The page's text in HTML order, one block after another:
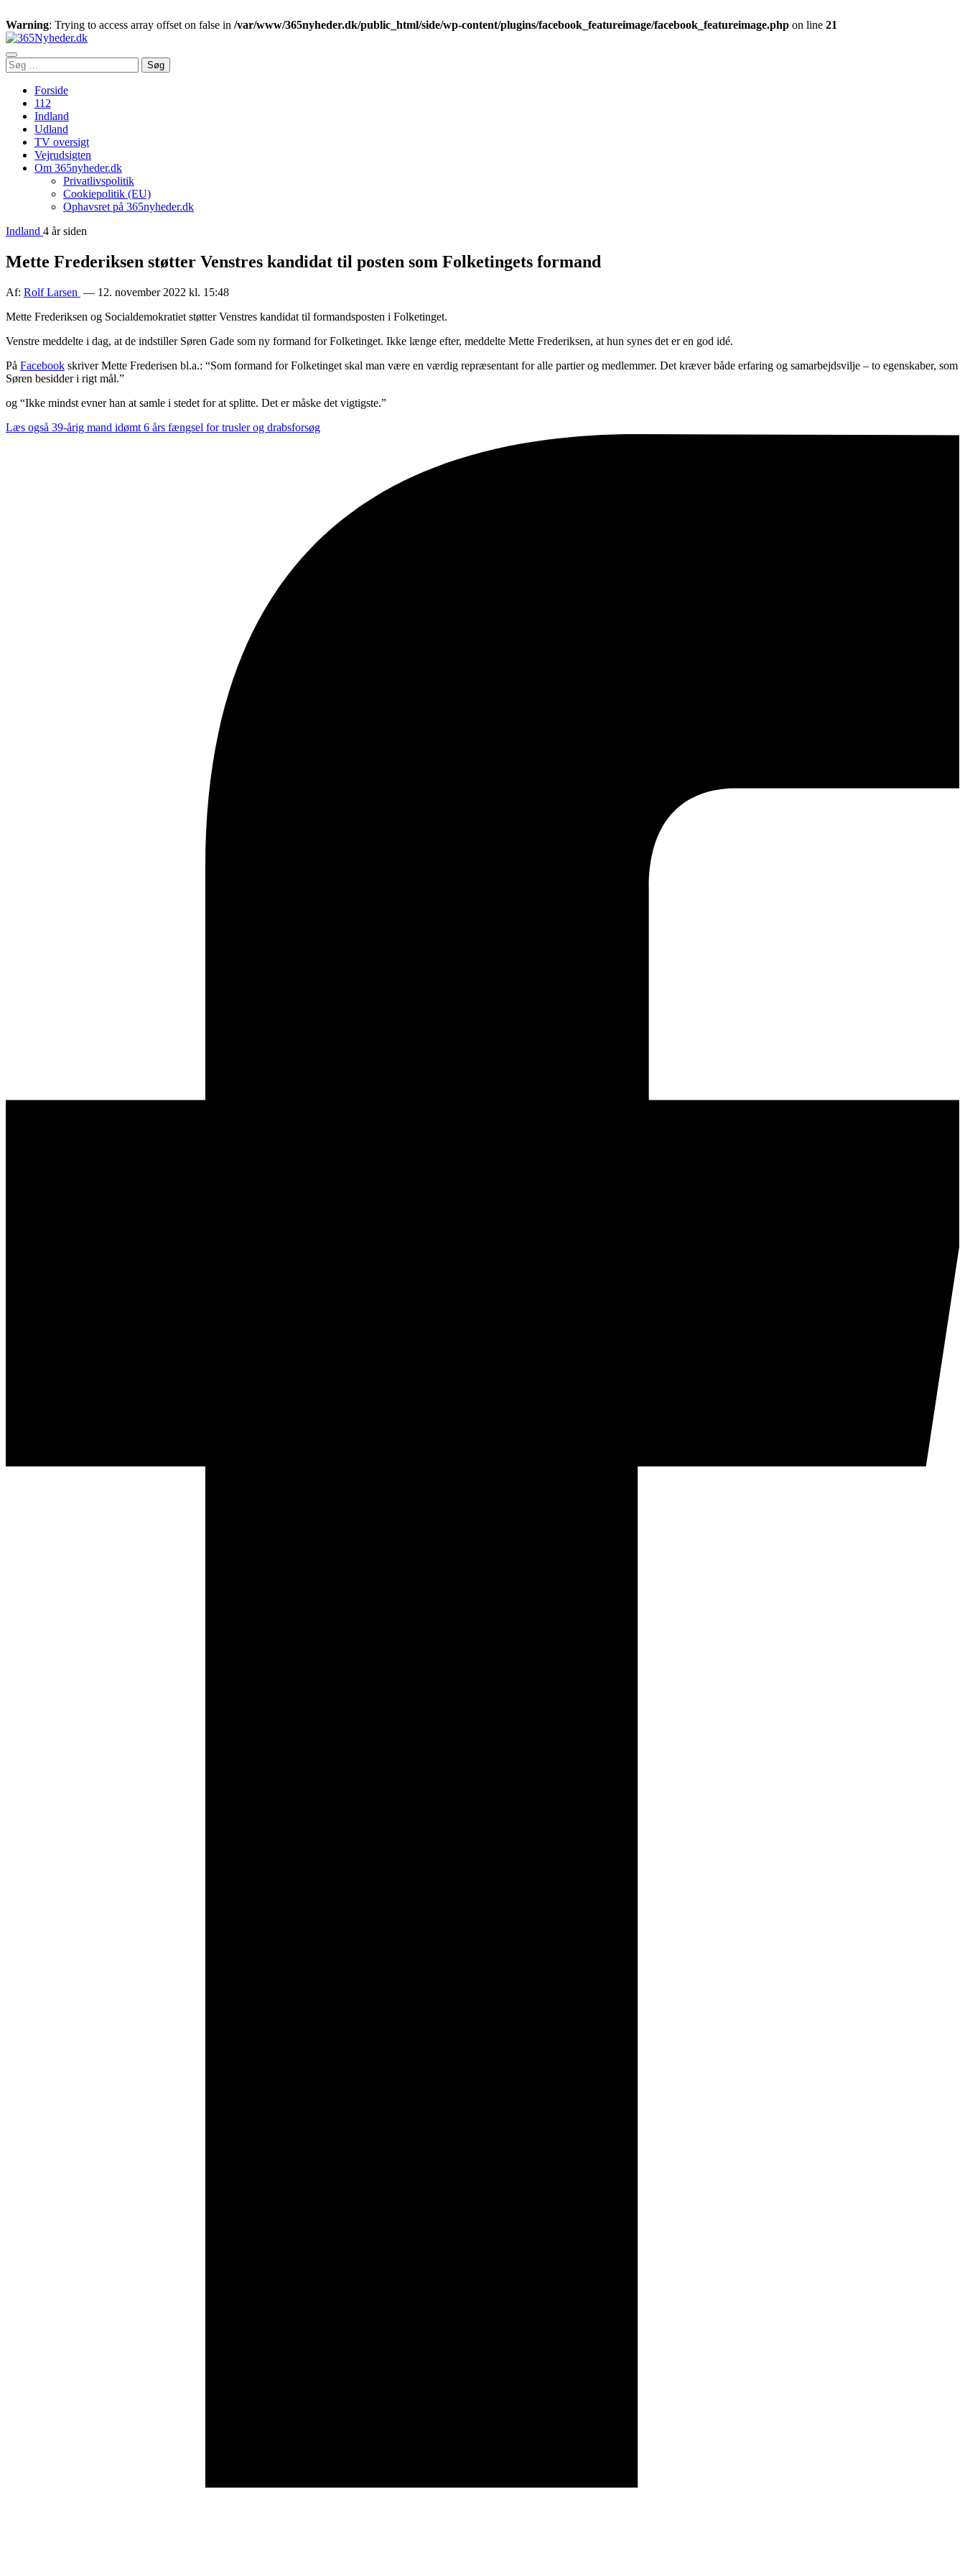
Warning: Trying to access array offset on false in /var/www/365nyheder.dk/public_html/side/wp-content/plugins/facebook_featureimage/facebook_featureimage.php on line 21
Åbn
menu
Søg
efter:
Søg
Forside
112
Indland
Udland
TV oversigt
Vejrudsigten
Om 365nyheder.dk
Privatlivspolitik
Cookiepolitik (EU)
Ophavsret på 365nyheder.dk
Indland 4 år siden
Mette Frederiksen støtter Venstres kandidat til posten som Folketingets formand
Af: Rolf Larsen — 12. november 2022 kl. 15:48
Mette Frederiksen og Socialdemokratiet støtter Venstres kandidat til formandsposten i Folketinget.
Venstre meddelte i dag, at de indstiller Søren Gade som ny formand for Folketinget. Ikke længe efter, meddelte Mette Frederiksen, at hun synes det er en god idé.
På Facebook skriver Mette Frederisen bl.a.: “Som formand for Folketinget skal man være en værdig repræsentant for alle partier og medlemmer. Det kræver både erfaring og samarbejdsvilje – to egenskaber, som
Søren besidder i rigt mål.”
og “Ikke mindst evner han at samle i stedet for at splitte. Det er måske det vigtigste.”
Læs også 39-årig mand idømt 6 års fængsel for trusler og drabsforsøg